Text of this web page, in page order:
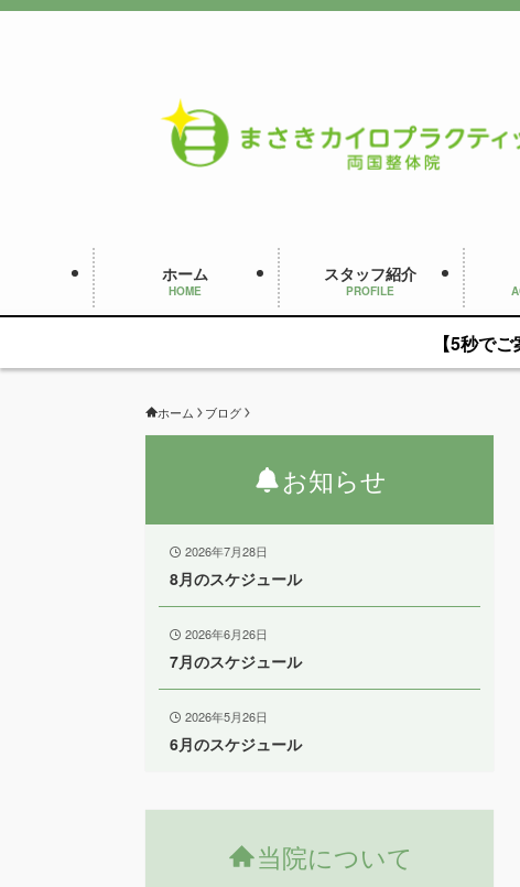
ホーム
HOME
スタッフ紹介
PROFILE
【5秒で
ホーム ブログ
お知らせ
2026年7月28日
8月のスケジュール
2026年6月26日
7月のスケジュール
2026年5月26日
6月のスケジュール
当院について